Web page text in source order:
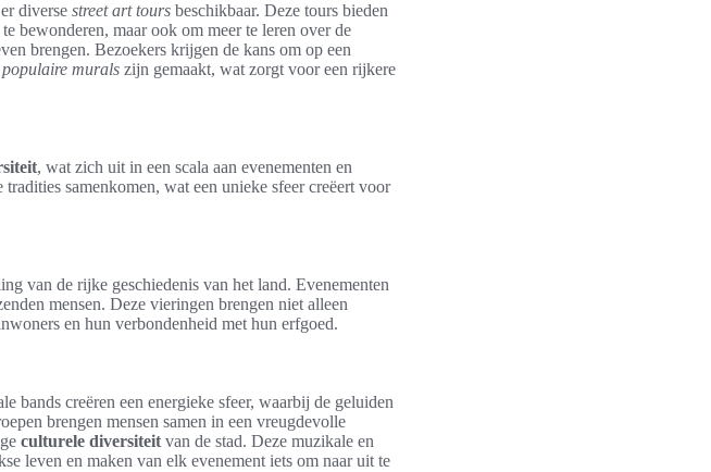
diverse street art tours beschikbaar. Deze tours bieden
bewonderen, maar ook om meer te leren over de
brengen. Bezoekers krijgen de kans om op een
populaire murals zijn gemaakt, wat zorgt voor een rijkere
, wat zich uit in een scala aan evenementen en
samenkomen, wat een unieke sfeer creëert voor
van de rijke geschiedenis van het land. Evenementen
mensen. Deze vieringen brengen niet alleen
en hun verbondenheid met hun erfgoed.
bands creëren een energieke sfeer, waarbij de geluiden
brengen mensen samen in een vreugdevolle
culturele diversiteit van de stad. Deze muzikale en
leven en maken van elk evenement iets om naar uit te